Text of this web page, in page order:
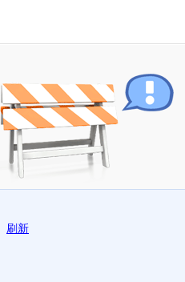
刷新